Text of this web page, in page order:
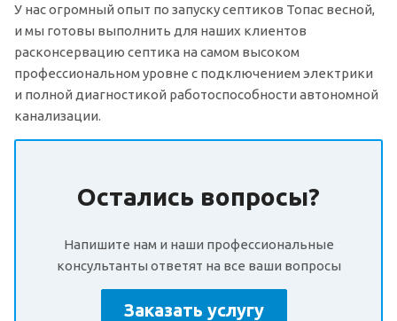
У нас огромный опыт по запуску септиков Топас весной,
и мы готовы выполнить для наших клиентов
расконсервацию септика на самом высоком
профессиональном уровне с подключением электрики
и полной диагностикой работоспособности автономной
канализации.
Остались вопросы?
Напишите нам и наши профессиональные
консультанты ответят на все ваши вопросы
Заказать услугу